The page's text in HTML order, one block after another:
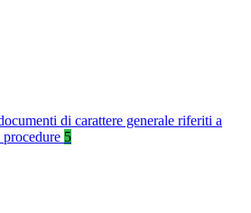
di carattere generale riferiti a
procedure 5